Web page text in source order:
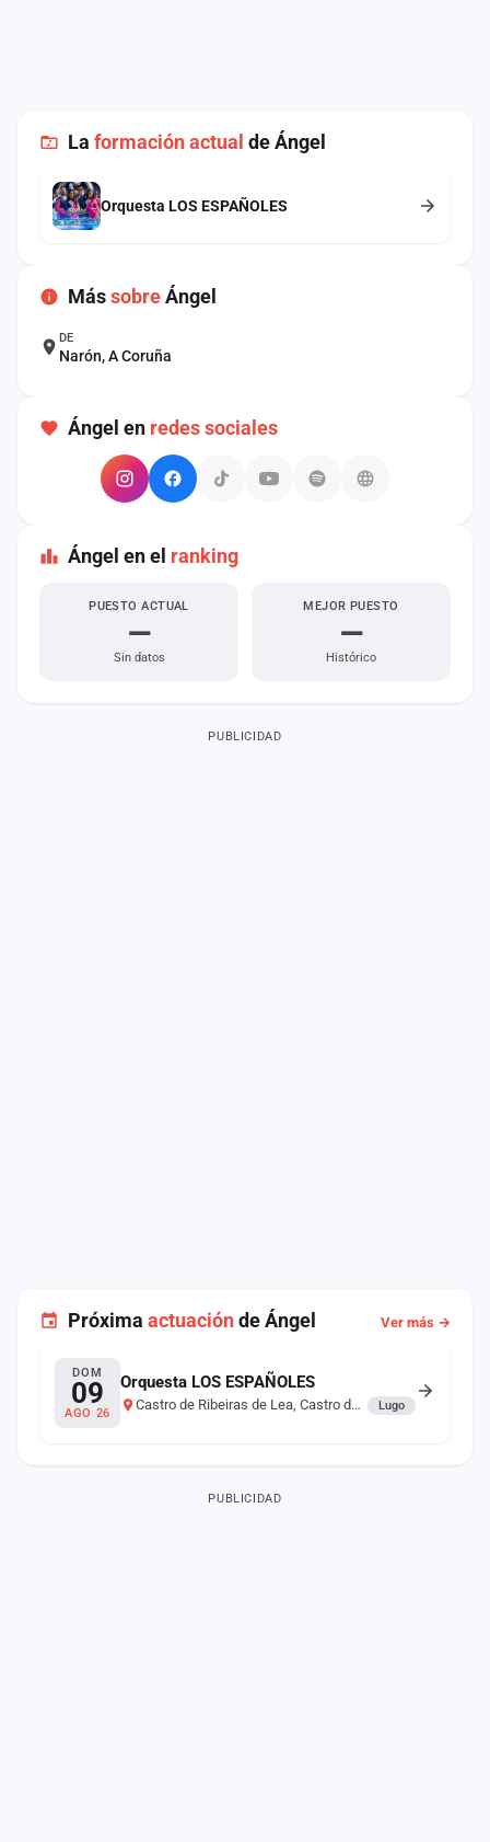
Próxima actuaciónde Ángel Ver más →
DOM
09
AGO 26
Orquesta LOS ESPAÑOLES
Castro de Ribeiras de Lea, Castro de Rei Lugo
PUBLICIDAD
La formación actual de Ángel
Orquesta LOS ESPAÑOLES
MássobreÁngel
DE
Narón, A Coruña
Ángel en redes sociales
Ángel en el ranking
PUESTO ACTUAL
—
Sin datos
MEJOR PUESTO
—
Histórico
PUBLICIDAD